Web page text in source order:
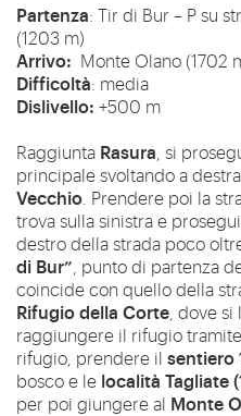
Partenza: Tir di Bur – P su
(1203 m)
Arrivo: Monte Olano (1702
Difficoltà: media
Dislivello: +500 m
Raggiunta Rasura , si
principale svoltando a
Vecchio . Prendere poi la
trova sulla sinistra e
destro della strada poco
di Bur” , punto di partenza
coincide con quello della
Rifugio della Corte , dove
raggiungere il rifugio
rifugio, prendere il sentiero
bosco e le località Tagliate
per poi giungere al Monte